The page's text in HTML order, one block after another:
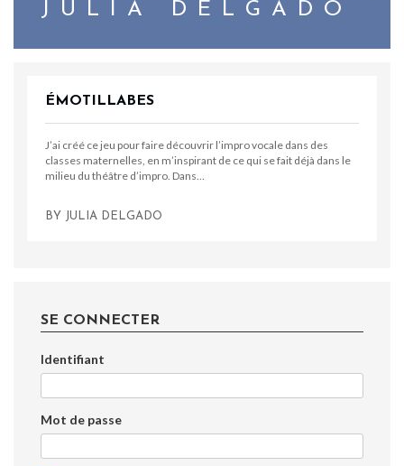
JULIA DELGADO
ÉMOTILLABES
J’ai créé ce jeu pour faire découvrir l’impro vocale dans des
classes maternelles, en m’inspirant de ce qui se fait déjà dans le
milieu du théâtre d’impro. Dans…
BY JULIA DELGADO
SE CONNECTER
Identifiant
Mot de passe